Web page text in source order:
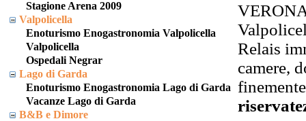
Stagione Arena 2009
Valpolicella
Enoturismo Enogastronomia Valpolicella
Valpolicella
Ospedali Negrar
Lago di Garda
Enoturismo Enogastronomia Lago di Garda
Vacanze Lago di Garda
B&B e Dimore
Relais
camere,